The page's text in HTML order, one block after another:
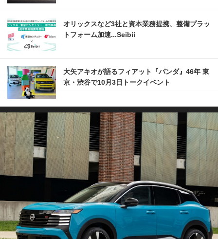
オリックスなど3社と資本業務提携、整備プラッ
トフォーム加速...Seibii
大矢アキオが語るフィアット『パンダ』46年 東
京・渋谷で10月3日トークイベント